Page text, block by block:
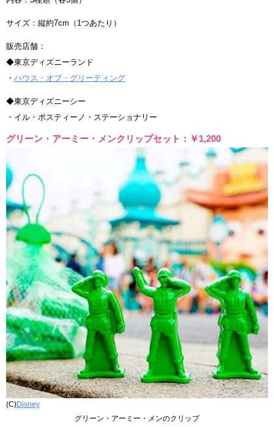
サイズ：縦約7cm（1つあたり）
販売店舗：
◆東京ディズニーランド
・ ハウス・オブ・グリーティング
◆東京ディズニーシー
・イル・ポスティーノ・ステーショナリー
グリーン・アーミー・メンクリップセット：￥1,200
(C)Disney
グリーン・アーミー・メンのクリップ